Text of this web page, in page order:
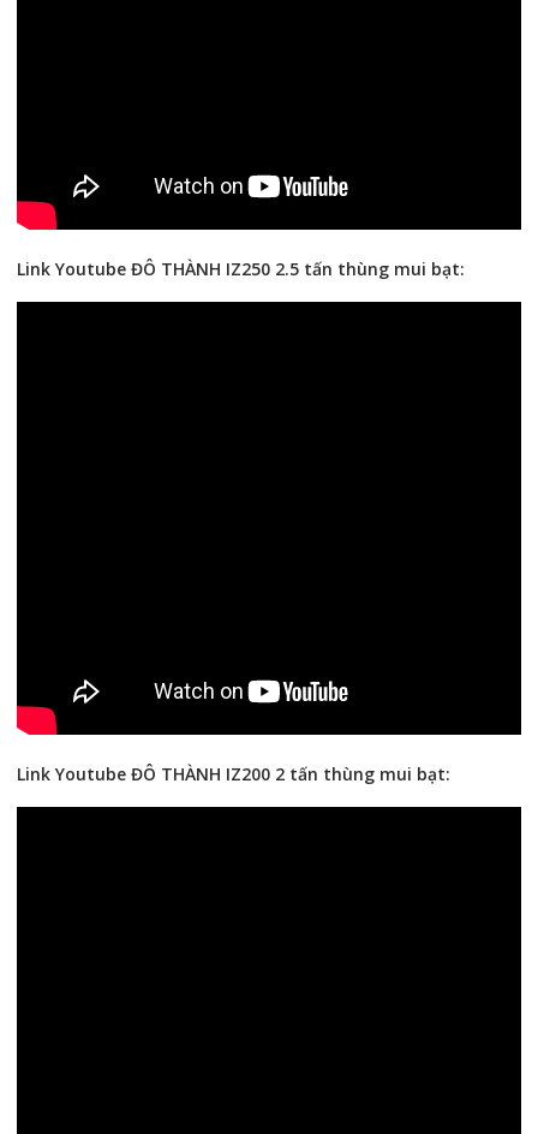
Link Youtube ĐÔ THÀNH IZ250 2.5 tấn thùng mui bạt:
Link Youtube ĐÔ THÀNH IZ200 2 tấn thùng mui bạt: